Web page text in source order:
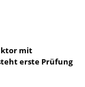
mit
erste Prüfung